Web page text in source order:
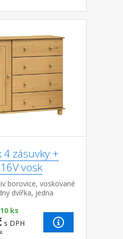
4 zásuvky +
vosk
borovice, voskované
dvířka, jedna
hloubka zásuvky
ks
s DPH